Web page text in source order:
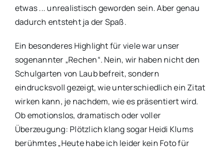
etwas ... unrealistisch geworden sein. Aber genau
dadurch entsteht ja der Spaß.
Ein besonderes Highlight für viele war unser
sogenannter „Rechen“. Nein, wir haben nicht den
Schulgarten von Laub befreit, sondern
eindrucksvoll gezeigt, wie unterschiedlich ein Zitat
wirken kann, je nachdem, wie es präsentiert wird.
Ob emotionslos, dramatisch oder voller
Überzeugung: Plötzlich klang sogar Heidi Klums
berühmtes „Heute habe ich leider kein Foto für